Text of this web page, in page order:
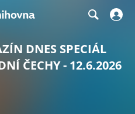
DNES SPECIÁL
ČECHY - 12.6.2026